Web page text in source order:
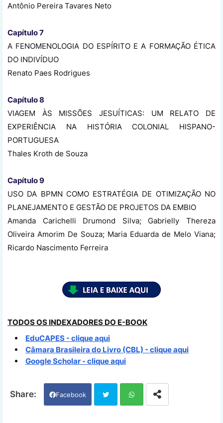
Antônio Pereira Tavares Neto
Capítulo 7
A FENOMENOLOGIA DO ESPÍRITO E A FORMAÇÃO ÉTICA
DO INDIVÍDUO
Renato Paes Rodrigues
Capítulo 8
VIAGEM ÀS MISSÕES JESUÍTICAS: UM RELATO DE
EXPERIÊNCIA NA HISTÓRIA COLONIAL HISPANO-
PORTUGUESA
Thales Kroth de Souza
Capítulo 9
USO DA BPMN COMO ESTRATÉGIA DE OTIMIZAÇÃO NO
PLANEJAMENTO E GESTÃO DE PROJETOS DA EMBIO
Amanda Carichelli Drumond Silva; Gabrielly Thereza
Oliveira Amorim De Souza; Maria Eduarda de Melo Viana;
Ricardo Nascimento Ferreira
TODOS OS INDEXADORES DO E-BOOK
EduCAPES - clique aqui
Câmara Brasileira do Livro (CBL) - clique aqui
Google Scholar - clique aqui
Facebook